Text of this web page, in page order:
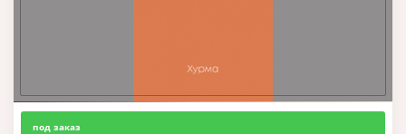
под заказ